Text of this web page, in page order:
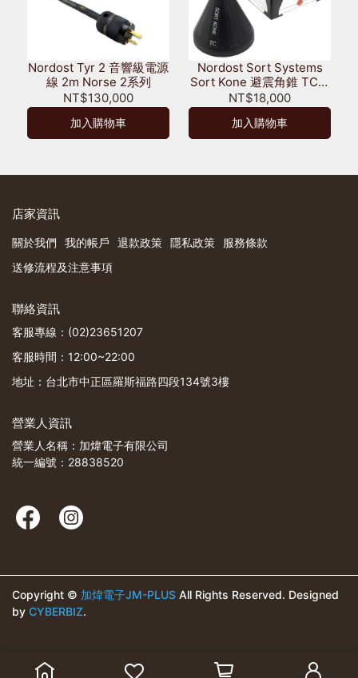
Nordost Tyr 2 音響級電源
線 2m Norse 2系列
NT$130,000
加入購物車
Nordost Sort Systems
Sort Kone 避震角錐 TC版
鈦 陶瓷珠 一個
NT$18,000
加入購物車
店家資訊
關於我們 我的帳戶 退款政策 隱私政策
服務條款
送修流程及注意事項
聯絡資訊
客服專線：(02)23651207
客服時間：12:00~22:00
地址：台北市中正區羅斯福路四段134號3樓
營業人資訊
營業人名稱：加煒電子有限公司
統一編號：28838520
Copyright © 加煒電子JM-PLUS All Rights Reserved. Designed
by CYBERBIZ.